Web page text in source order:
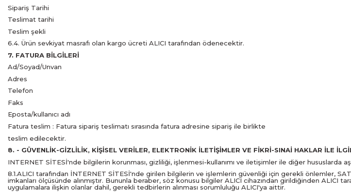
Sipariş Tarihi
Teslimat tarihi
Teslim şekli
6.4. Ürün sevkiyat masrafı olan kargo ücreti ALICI tarafından ödenecektir.
7. FATURA BİLGİLERİ
Ad/Soyad/Unvan
Adres
Telefon
Faks
Eposta/kullanıcı adı
Fatura teslim : Fatura sipariş teslimatı sırasında fatura adresine sipariş ile birlikte
teslim edilecektir.
8. - GÜVENLİK-GİZLİLİK, KİŞİSEL VERİLER, ELEKTRONİK İLETİŞİMLER VE FİKRİ-SINAİ HAKLAR İLE
INTERNET SİTESİ'nde bilgilerin korunması, gizliliği, işlenmesi-kullanımı ve iletişimler ile diğer hususlarda
8.1.ALICI tarafından İNTERNET SİTESİ'nde girilen bilgilerin ve işlemlerin güvenliği için gerekli önlemler,
imkanları ölçüsünde alınmıştır. Bununla beraber, söz konusu bilgiler ALICI cihazından girildiğinden ALICI
uygulamalara ilişkin olanlar dahil, gerekli tedbirlerin alınması sorumluluğu ALICI'ya aittir.